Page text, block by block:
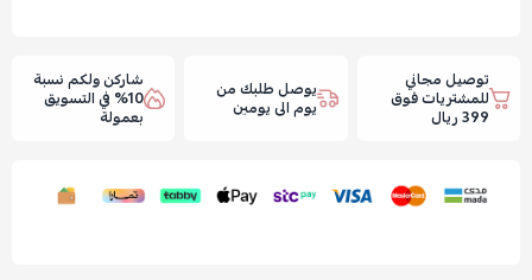
توصيل مجاني
للمشتريات فوق
399 ريال
يوصل طلبك من
يوم الى يومين
شاركن ولكم نسبة
10% في التسويق
بعمولة